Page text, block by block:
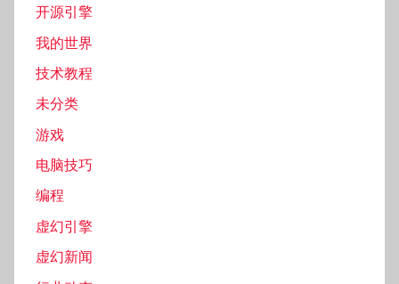
开源引擎
我的世界
技术教程
未分类
游戏
电脑技巧
编程
虚幻引擎
虚幻新闻